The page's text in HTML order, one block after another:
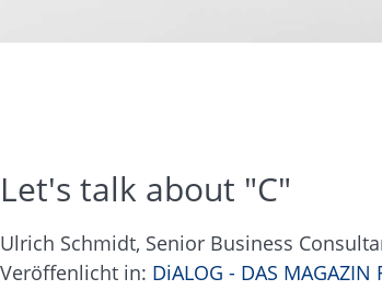
Let's talk about "C"
Ulrich Schmidt, Senior Business
Veröffenlicht in: DiALOG - DAS MAGAZIN